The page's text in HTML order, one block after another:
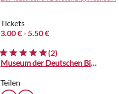
Tickets
3.00 €- 5.50 €
(2)
Museum der Deutschen Binnenschifffahrt
Teilen